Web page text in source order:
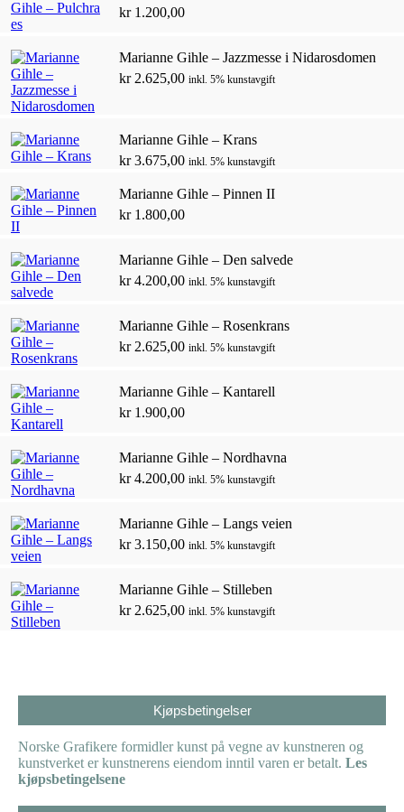
kr1.200,00
Marianne Gihle – Jazzmesse i Nidarosdomen
kr2.625,00 inkl. 5% kunstavgift
Marianne Gihle – Krans
kr3.675,00 inkl. 5% kunstavgift
Marianne Gihle – Pinnen II
kr1.800,00
Marianne Gihle – Den salvede
kr4.200,00 inkl. 5% kunstavgift
Marianne Gihle – Rosenkrans
kr2.625,00 inkl. 5% kunstavgift
Marianne Gihle – Kantarell
kr1.900,00
Marianne Gihle – Nordhavna
kr4.200,00 inkl. 5% kunstavgift
Marianne Gihle – Langs veien
kr3.150,00 inkl. 5% kunstavgift
Marianne Gihle – Stilleben
kr2.625,00 inkl. 5% kunstavgift
Kjøpsbetingelser
Norske Grafikere formidler kunst på vegne av kunstneren og
kunstverket er kunstnerens eiendom inntil varen er betalt. Les
kjøpsbetingelsene